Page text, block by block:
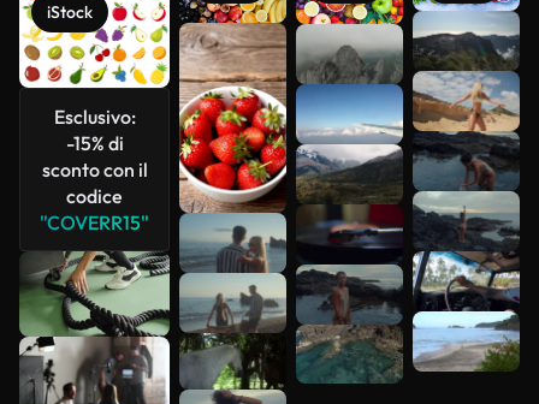
iStock
Esclusivo:
-15% di
sconto con il
codice
"COVERR15"
Scopri di
più